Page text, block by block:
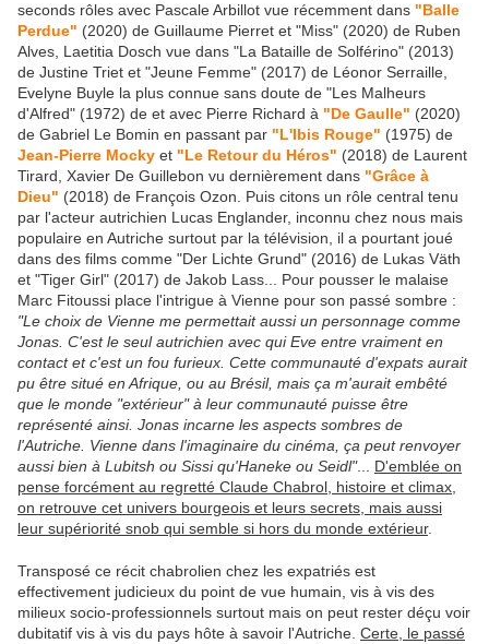
seconds rôles avec Pascale Arbillot vue récemment dans "Balle
Perdue" (2020) de Guillaume Pierret et "Miss" (2020) de Ruben
Alves, Laetitia Dosch vue dans "La Bataille de Solférino" (2013)
de Justine Triet et "Jeune Femme" (2017) de Léonor Serraille,
Evelyne Buyle la plus connue sans doute de "Les Malheurs
d'Alfred" (1972) de et avec Pierre Richard à "De Gaulle" (2020)
de Gabriel Le Bomin en passant par "L'Ibis Rouge" (1975) de
Jean-Pierre Mocky et "Le Retour du Héros" (2018) de Laurent
Tirard, Xavier De Guillebon vu dernièrement dans "Grâce à
Dieu" (2018) de François Ozon. Puis citons un rôle central tenu
par l'acteur autrichien Lucas Englander, inconnu chez nous mais
populaire en Autriche surtout par la télévision, il a pourtant joué
dans des films comme "Der Lichte Grund" (2016) de Lukas Väth
et "Tiger Girl" (2017) de Jakob Lass... Pour pousser le malaise
Marc Fitoussi place l'intrigue à Vienne pour son passé sombre :
"Le choix de Vienne me permettait aussi un personnage comme
Jonas. C'est le seul autrichien avec qui Eve entre vraiment en
contact et c'est un fou furieux. Cette communauté d'expats aurait
pu être situé en Afrique, ou au Brésil, mais ça m'aurait embêté
que le monde "extérieur" à leur communauté puisse être
représenté ainsi. Jonas incarne les aspects sombres de
l'Autriche. Vienne dans l'imaginaire du cinéma, ça peut renvoyer
aussi bien à Lubitsh ou Sissi qu'Haneke ou Seidl"... D'emblée on
pense forcément au regretté Claude Chabrol, histoire et climax,
on retrouve cet univers bourgeois et leurs secrets, mais aussi
leur supériorité snob qui semble si hors du monde extérieur.
Transposé ce récit chabrolien chez les expatriés est
effectivement judicieux du point de vue humain, vis à vis des
milieux socio-professionnels surtout mais on peut rester déçu voir
dubitatif vis à vis du pays hôte à savoir l'Autriche. Certe, le passé